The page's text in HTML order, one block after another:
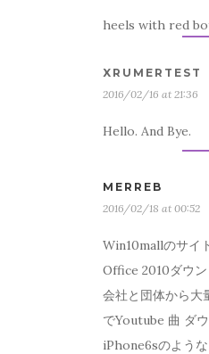
heels with red
XRUMERTEST
2016/02/16 at 21:36
Hello. And Bye.
MERREB
2016/02/18 at 00:52
Win10mallのサイ
Office 2010ダウ
会社と団体から大
でYoutube 曲 ダ
iPhone6sのよう